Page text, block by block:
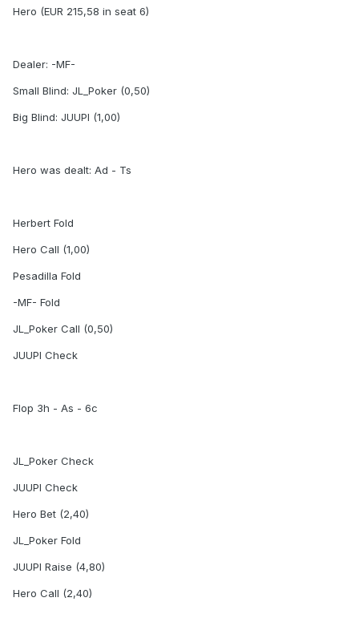
Hero (EUR 215,58 in seat 6)
Dealer: -MF-
Small Blind: JL_Poker (0,50)
Big Blind: JUUPI (1,00)
Hero was dealt: Ad - Ts
Herbert Fold
Hero Call (1,00)
Pesadilla Fold
-MF- Fold
JL_Poker Call (0,50)
JUUPI Check
Flop 3h - As - 6c
JL_Poker Check
JUUPI Check
Hero Bet (2,40)
JL_Poker Fold
JUUPI Raise (4,80)
Hero Call (2,40)